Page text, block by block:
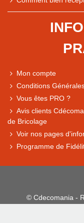
Mon compte
Conditions
Vous êtes PRO ?
Avis clients
de Bricolage
Voir nos pages
Programme de
© Cdecomania -